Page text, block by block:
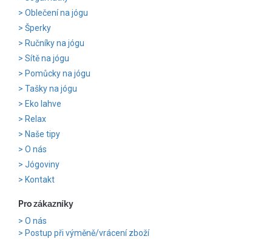
Oblečení na jógu
Šperky
Ručníky na jógu
Sítě na jógu
Pomůcky na jógu
Tašky na jógu
Eko lahve
Relax
Naše tipy
O nás
Jógoviny
Kontakt
Pro zákazníky
O nás
Postup při výměně/vrácení zboží